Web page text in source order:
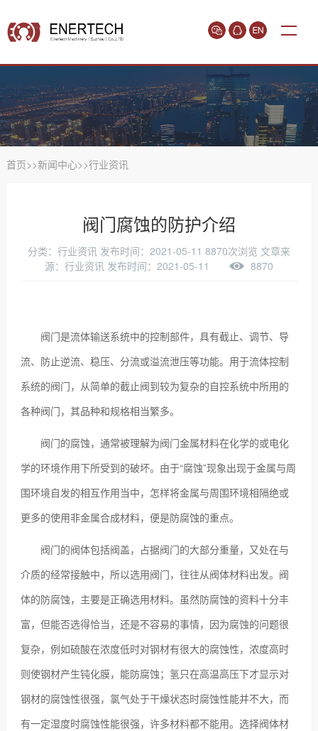
首页>>新闻中心>>行业资讯
阀门腐蚀的防护介绍
分类：行业资讯 发布时间：2021-05-11 8870次浏览 文章来
源：行业资讯 发布时间：2021-05-11
8870
阀门是流体输送系统中的控制部件，具有截止、调节、导
流、防止逆流、稳压、分流或溢流泄压等功能。用于流体控制
系统的阀门，从简单的截止阀到较为复杂的自控系统中所用的
各种阀门，其品种和规格相当繁多。
阀门的腐蚀，通常被理解为阀门金属材料在化学的或电化
学的环境作用下所受到的破坏。由于“腐蚀”现象出现于金属与周
围环境自发的相互作用当中，怎样将金属与周围环境相隔绝或
更多的使用非金属合成材料，便是防腐蚀的重点。
阀门的阀体包括阀盖，占据阀门的大部分重量，又处在与
介质的经常接触中，所以选用阀门，往往从阀体材料出发。阀
体的防腐蚀，主要是正确选用材料。虽然防腐蚀的资料十分丰
富，但能否选得恰当，还是不容易的事情，因为腐蚀的问题很
复杂，例如硫酸在浓度低时对钢材有很大的腐蚀性，浓度高时
则使钢材产生钝化膜，能防腐蚀；氢只在高温高压下才显示对
钢材的腐蚀性很强，氯气处于干燥状态时腐蚀性能并不大，而
有一定湿度时腐蚀性能很强，许多材料都不能用。选择阀体材